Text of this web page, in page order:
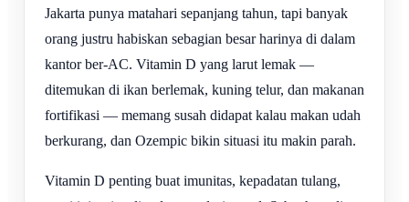
Jakarta punya matahari sepanjang tahun, tapi banyak
orang justru habiskan sebagian besar harinya di dalam
kantor ber-AC. Vitamin D yang larut lemak —
ditemukan di ikan berlemak, kuning telur, dan makanan
fortifikasi — memang susah didapat kalau makan udah
berkurang, dan Ozempic bikin situasi itu makin parah.
Vitamin D penting buat imunitas, kepadatan tulang,